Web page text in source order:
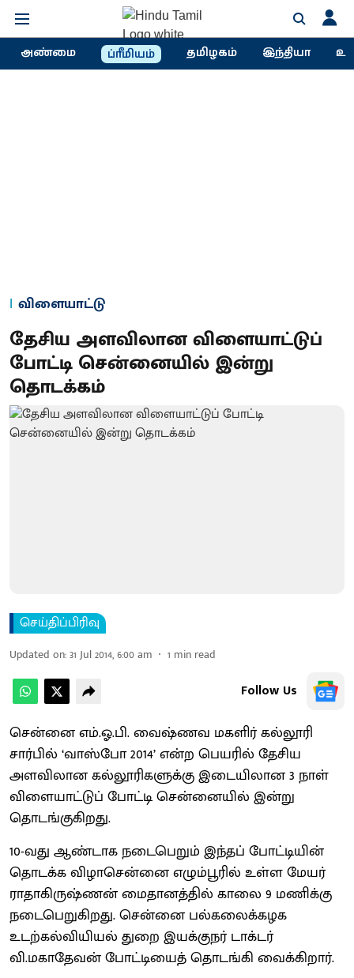
அண்மை ப்ரீமியம் தமிழகம் இந்தியா
விளையாட்டு
தேசிய அளவிலான விளையாட்டுப்
போட்டி சென்னையில் இன்று
தொடக்கம்
செய்திப்பிரிவு
Updated on:31 Jul 2014, 6:00 am 1 min read
Follow Us
சென்னை எம்.ஓ.பி. வைஷ்ணவ மகளிர் கல்லூரி
சார்பில் ‘வாஸ்போ 2014’ என்ற பெயரில் தேசிய
அளவிலான கல்லூரிகளுக்கு இடையிலான 3 நாள்
விளையாட்டுப் போட்டி சென்னையில் இன்று
தொடங்குகிறது.
10-வது ஆண்டாக நடைபெறும் இந்தப் போட்டியின்
தொடக்க விழாசென்னை எழும்பூரில் உள்ள மேயர்
ராதாகிருஷ்ணன் மைதானத்தில் காலை 9 மணிக்கு
நடைபெறுகிறது. சென்னை பல்கலைக்கழக
உடற்கல்வியியல் துறை இயக்குநர் டாக்டர்
வி.மகாதேவன் போட்டியைத் தொடங்கி வைக்கிறார்.